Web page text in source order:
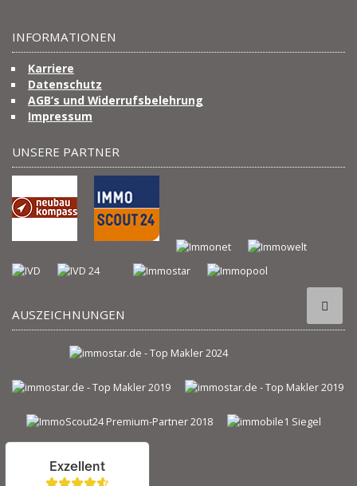
INFORMATIONEN
Karriere
Datenschutz
AGB’s und Widerrufsbelehrung
Impressum
UNSERE PARTNER
AUSZEICHNUNGEN